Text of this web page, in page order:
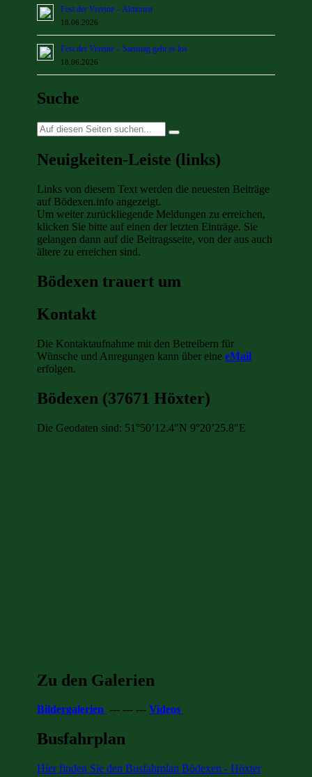
Fest der Vereine – Aktionen
18.06.2026
Fest der Vereine – Samstag geht es los
18.06.2026
Suche
Suche
nach:
Neuigkeiten-Leiste (links)
Links von diesem Text werden die neuesten Beiträge
auf Bödexen.info angezeigt.
Um weiter zurückliegende Meldungen zu erreichen,
klicken Sie bitte auf einen der letzten Einträge. Sie
gelangen dann auf die Beitragsseite, von der aus auch
ältere zu erreichen sind.
Bödexen trauert um
Kontakt
Die Kontaktaufnahme mit den Betreibern für
Wünsche und Anregungen kann über eine eMail
erfolgen.
Bödexen (37671 Höxter)
Die Geodaten sind: 51°50’12.4″N 9°20’25.8″E
Zu den Galerien
Bildergalerien --- --- --- Videos
Busfahrplan
Hier finden Sie den Busfahrplan Bödexen - Höxter